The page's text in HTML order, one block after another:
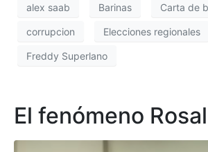
alex saab Barinas Carta de
corrupcion Elecciones regionales
Freddy Superlano
El fenómeno